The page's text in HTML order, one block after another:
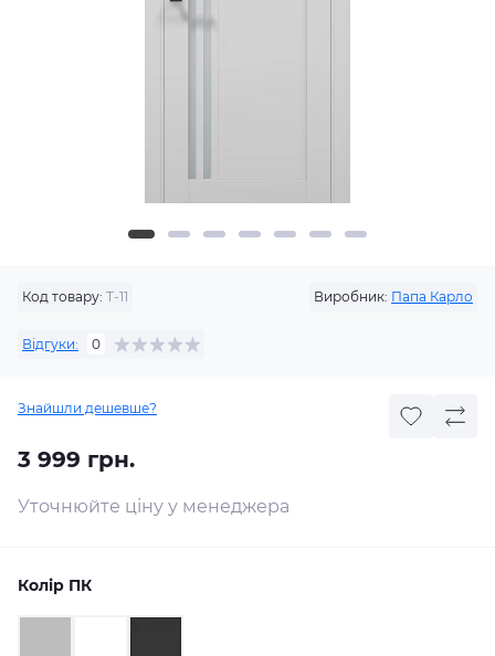
Код товару: T-11 Виробник: Папа Карло
Відгуки: 0
Знайшли дешевше?
3 999 грн.
Уточнюйте ціну у менеджера
Колір ПК